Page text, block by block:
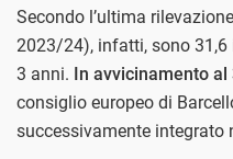
Secondo l’ultima
2023/24), infatti, sono
3 anni. In avvicinamento al
consiglio europeo di
successivamente integrato